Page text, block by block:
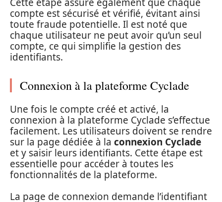
compte est sécurisé et vérifié, évitant ainsi
toute fraude potentielle. Il est noté que
chaque utilisateur ne peut avoir qu’un seul
compte, ce qui simplifie la gestion des
identifiants.
Connexion à la plateforme Cyclade
Une fois le compte créé et activé, la
connexion à la plateforme Cyclade s’effectue
facilement. Les utilisateurs doivent se rendre
sur la page dédiée à la connexion Cyclade
et y saisir leurs identifiants. Cette étape est
essentielle pour accéder à toutes les
fonctionnalités de la plateforme.
La page de connexion demande l’identifiant